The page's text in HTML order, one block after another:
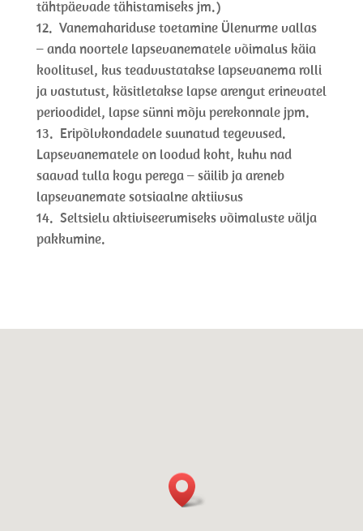
tähtpäevade tähistamiseks jm.)
Vanemahariduse toetamine Ülenurme vallas
– anda noortele lapsevanematele võimalus käia
koolitusel, kus teadvustatakse lapsevanema rolli
ja vastutust, käsitletakse lapse arengut erinevatel
perioodidel, lapse sünni mõju perekonnale jpm.
Eripõlvkondadele suunatud tegevused.
Lapsevanematele on loodud koht, kuhu nad
saavad tulla kogu perega – säilib ja areneb
lapsevanemate sotsiaalne aktiivsus
Seltsielu aktiviseerumiseks võimaluste välja
pakkumine.